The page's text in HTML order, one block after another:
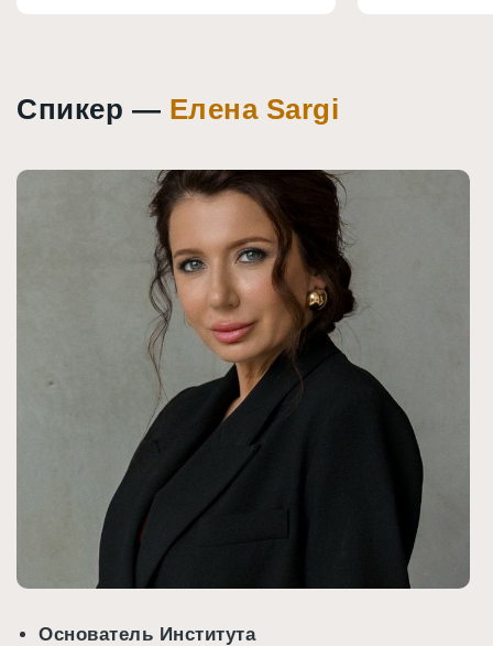
Спикер — Елена Sargi
Основатель Института